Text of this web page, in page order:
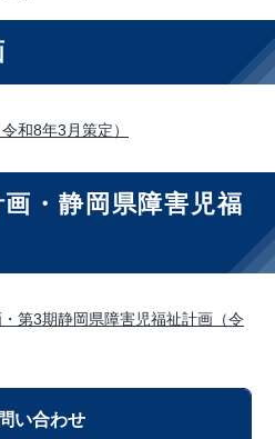
和8年3月策定）
・静岡県障害児福
第3期静岡県障害児福祉計画（令
い合わせ